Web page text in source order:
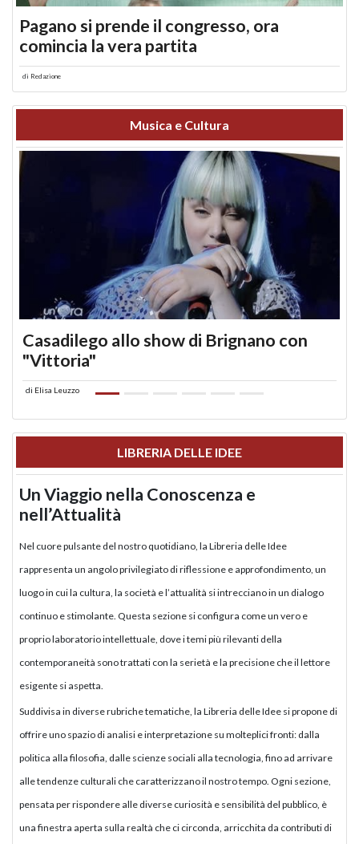
Pagano si prende il congresso, ora
comincia la vera partita
di Redazione
Musica e Cultura
Casadilego allo show di Brignano con
"Vittoria"
di Elisa Leuzzo
LIBRERIA DELLE IDEE
Un Viaggio nella Conoscenza e
nell’Attualità
Nel cuore pulsante del nostro quotidiano, la Libreria delle Idee
rappresenta un angolo privilegiato di riflessione e approfondimento, un
luogo in cui la cultura, la società e l’attualità si intrecciano in un dialogo
continuo e stimolante. Questa sezione si configura come un vero e
proprio laboratorio intellettuale, dove i temi più rilevanti della
contemporaneità sono trattati con la serietà e la precisione che il lettore
esigente si aspetta.
Suddivisa in diverse rubriche tematiche, la Libreria delle Idee si propone di
offrire uno spazio di analisi e interpretazione su molteplici fronti: dalla
politica alla filosofia, dalle scienze sociali alla tecnologia, fino ad arrivare
alle tendenze culturali che caratterizzano il nostro tempo. Ogni sezione,
pensata per rispondere alle diverse curiosità e sensibilità del pubblico, è
una finestra aperta sulla realtà che ci circonda, arricchita da contributi di